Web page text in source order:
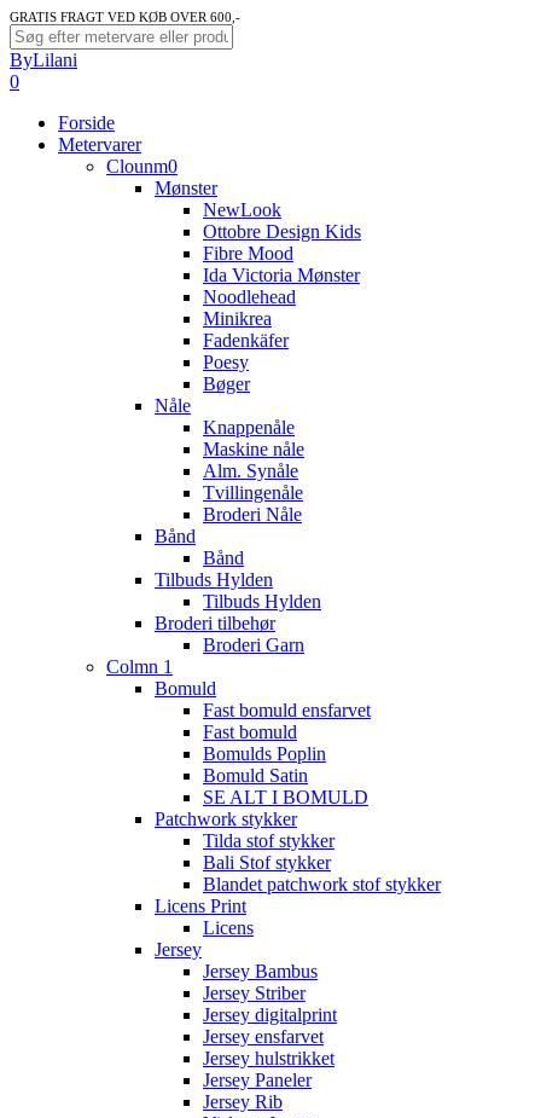
Skip
to
main
content
GRATIS FRAGT VED KØB OVER 600,-
Close
Search
ByLilani
search
account
0
Forside
Metervarer
Clounm0
Mønster
NewLook
Ottobre Design Kids
Fibre Mood
Ida Victoria Mønster
Noodlehead
Minikrea
Fadenkäfer
Poesy
Bøger
Nåle
Knappenåle
Maskine nåle
Alm. Synåle
Tvillingenåle
Broderi Nåle
Bånd
Bånd
Tilbuds Hylden
Tilbuds Hylden
Broderi tilbehør
Broderi Garn
Colmn 1
Bomuld
Fast bomuld ensfarvet
Fast bomuld
Bomulds Poplin
Bomuld Satin
SE ALT I BOMULD
Patchwork stykker
Tilda stof stykker
Bali Stof stykker
Blandet patchwork stof stykker
Licens Print
Licens
Jersey
Jersey Bambus
Jersey Striber
Jersey digitalprint
Jersey ensfarvet
Jersey hulstrikket
Jersey Paneler
Jersey Rib